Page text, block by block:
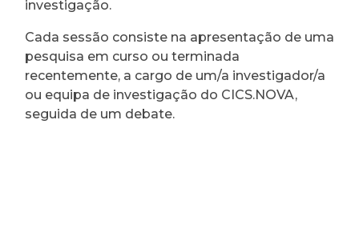
investigação.
Cada sessão consiste na apresentação de uma
pesquisa em curso ou terminada
recentemente, a cargo de um/a investigador/a
ou equipa de investigação do CICS.NOVA,
seguida de um debate.